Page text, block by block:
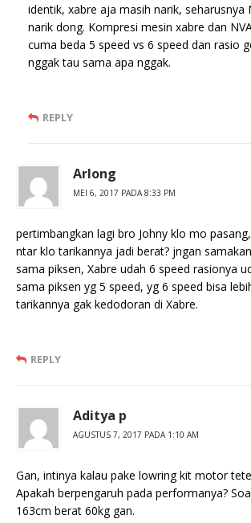
identik, xabre aja masih narik, seharusnya
narik dong. Kompresi mesin xabre dan
cuma beda 5 speed vs 6 speed dan rasio
nggak tau sama apa nggak.
REPLY
Arlong
MEI 6, 2017 PADA 8:33 PM
pertimbangkan lagi bro Johny klo mo
ntar klo tarikannya jadi berat? jngan
sama piksen, Xabre udah 6 speed rasionya
sama piksen yg 5 speed, yg 6 speed bisa
tarikannya gak kedodoran di Xabre.
REPLY
Aditya p
AGUSTUS 7, 2017 PADA 1:10 AM
Gan, intinya kalau pake lowring kit motor
Apakah berpengaruh pada performanya?
163cm berat 60kg gan.